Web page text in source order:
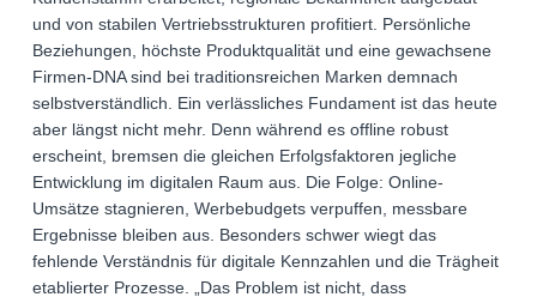
und von stabilen Vertriebsstrukturen profitiert. Persönliche
Beziehungen, höchste Produktqualität und eine gewachsene
Firmen-DNA sind bei traditionsreichen Marken demnach
selbstverständlich. Ein verlässliches Fundament ist das heute
aber längst nicht mehr. Denn während es offline robust
erscheint, bremsen die gleichen Erfolgsfaktoren jegliche
Entwicklung im digitalen Raum aus. Die Folge: Online-
Umsätze stagnieren, Werbebudgets verpuffen, messbare
Ergebnisse bleiben aus. Besonders schwer wiegt das
fehlende Verständnis für digitale Kennzahlen und die Trägheit
etablierter Prozesse. „Das Problem ist nicht, dass